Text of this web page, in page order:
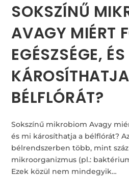
SOKSZÍNŰ
AVAGY MIÉRT
EGÉSZSÉGE,
BÉLFLÓRÁT?
Sokszínű mikrobiom Avagy
és mi károsíthatja a bélflórát?
bélrendszerben több, mint
mikroorganizmus (pl.:
Ezek közül nem mindegyik…